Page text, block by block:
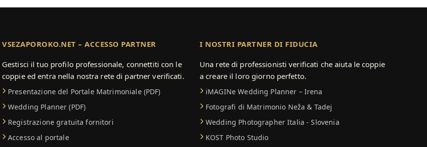
VSEZAPOROKO.NET – ACCESSO PARTNER
Gestisci il tuo profilo professionale, connettiti con le
coppie ed entra nella nostra rete di partner verificati.
Presentazione del Portale Matrimoniale (PDF)
Wedding Planner (PDF)
Registrazione gratuita fornitori
Accesso al portale
I NOSTRI PARTNER DI FIDUCIA
Una rete di professionisti verificati che aiuta le coppie
a creare il loro giorno perfetto.
iMAGINe Wedding Planner – Irena
Fotografi di Matrimonio Neža & Tadej
Wedding Photographer Italia - Slovenia
KOST Photo Studio